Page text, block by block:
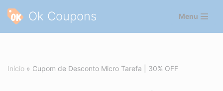
Pular
Ok Coupons Menu
Início » Cupom de Desconto Micro Tarefa | 30% OFF